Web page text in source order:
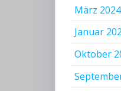
März 2024
Januar
Oktober